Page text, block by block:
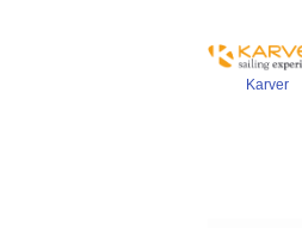
Karver